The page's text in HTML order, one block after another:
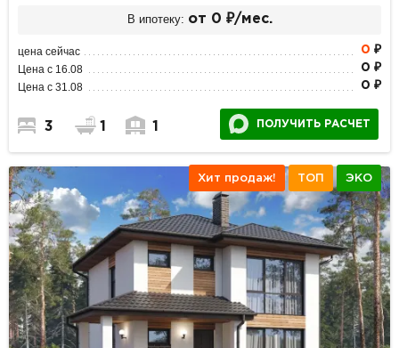
В ипотеку: от 0 ₽/мес.
цена сейчас 0 ₽
Цена с 16.08 0 ₽
Цена с 31.08 0 ₽
3 1 1 ПОЛУЧИТЬ РАСЧЕТ
Хит продаж! ТОП ЭКО